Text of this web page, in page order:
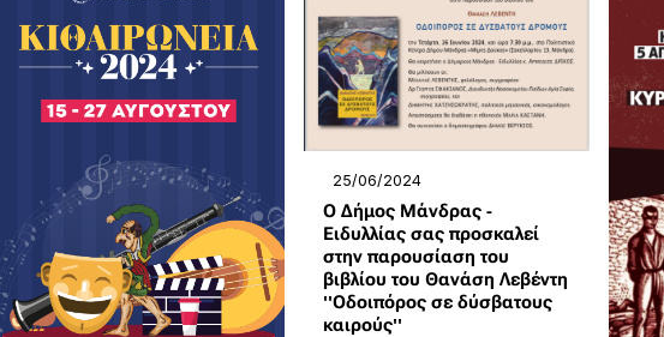
25/06/2024
Ο Δήμος Μάνδρας -
Ειδυλλίας σας προσκαλεί
στην παρουσίαση του
βιβλίου του Θανάση Λεβέντη
''Οδοιπόρος σε δύσβατους
καιρούς''